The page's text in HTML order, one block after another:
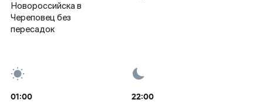
Новороссийска в
Череповец без
пересадок
01:00 22:00